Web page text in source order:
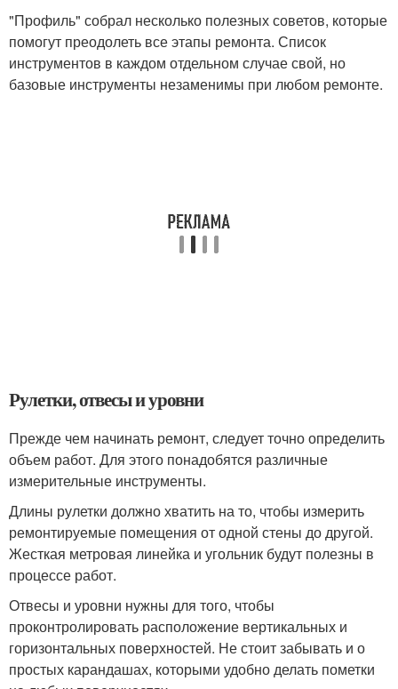
"Профиль" собрал несколько полезных советов, которые
помогут преодолеть все этапы ремонта. Список
инструментов в каждом отдельном случае свой, но
базовые инструменты незаменимы при любом ремонте.
Рулетки, отвесы и уровни
Прежде чем начинать ремонт, следует точно определить
объем работ. Для этого понадобятся различные
измерительные инструменты.
Длины рулетки должно хватить на то, чтобы измерить
ремонтируемые помещения от одной стены до другой.
Жесткая метровая линейка и угольник будут полезны в
процессе работ.
Отвесы и уровни нужны для того, чтобы
проконтролировать расположение вертикальных и
горизонтальных поверхностей. Не стоит забывать и о
простых карандашах, которыми удобно делать пометки